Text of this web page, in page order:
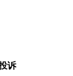
诉